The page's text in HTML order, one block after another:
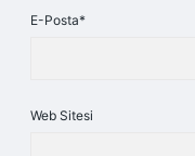
E-Posta*
Web Sitesi